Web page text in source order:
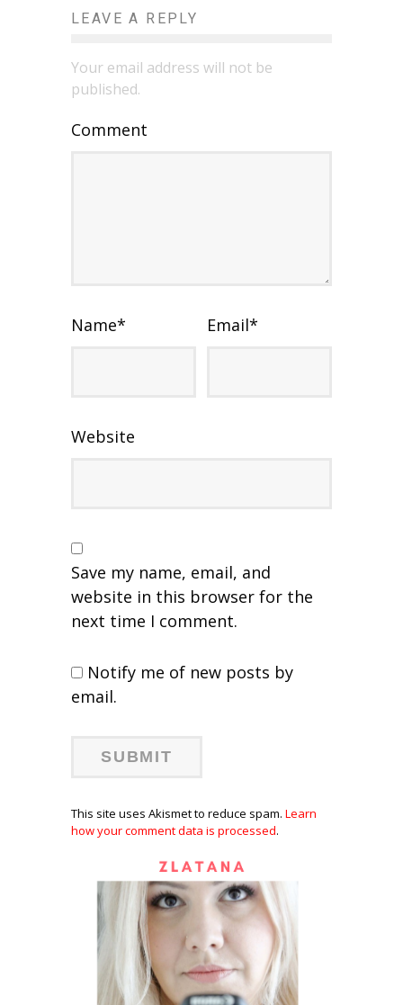
LEAVE A REPLY
Your email address will not be
published.
Comment
Name* Email*
Website
Save my name, email, and
website in this browser for the
next time I comment.
Notify me of new posts by
email.
This site uses Akismet to reduce spam. Learn
how your comment data is processed.